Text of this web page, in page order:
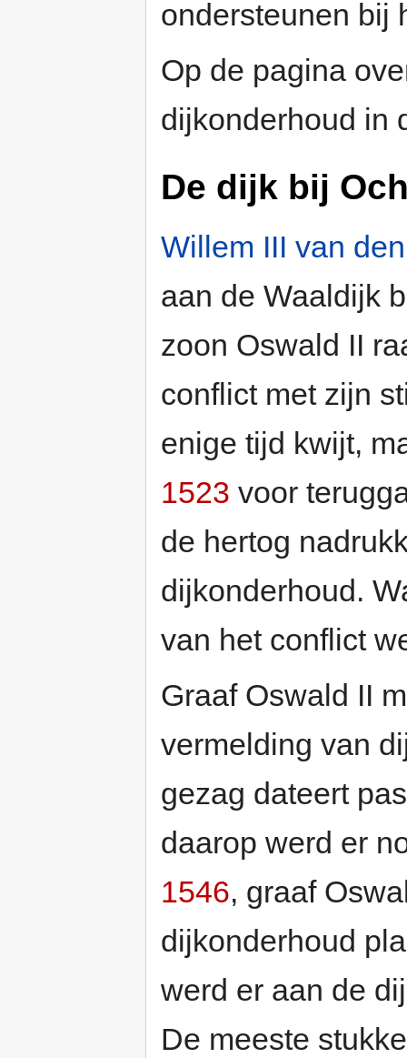
ondersteunen bij
Op de pagina
dijkonderhoud in
De dijk bij
Willem III van
aan de Waaldijk
zoon Oswald II
conflict met zijn
enige tijd kwijt,
1523 voor
de hertog
dijkonderhoud.
van het conflict
Graaf Oswald II
vermelding van
gezag dateert
daarop werd er
1546, graaf
dijkonderhoud
werd er aan de
De meeste